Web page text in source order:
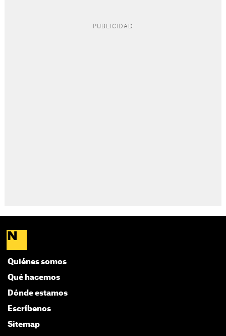
Quiénes somos
Qué hacemos
Dónde estamos
Escríbenos
Sitemap